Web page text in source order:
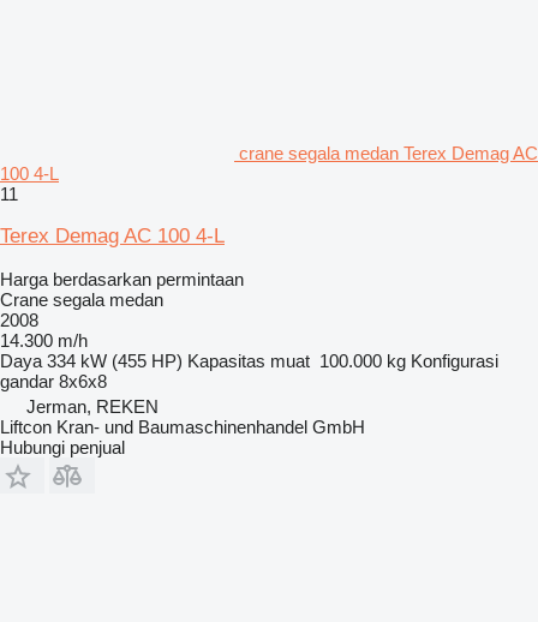
crane segala medan Terex Demag AC
100 4-L
11
Terex Demag AC 100 4-L
Harga berdasarkan permintaan
Crane segala medan
2008
14.300 m/h
Daya 334 kW (455 HP) Kapasitas muat 100.000 kg Konfigurasi
gandar 8x6x8
Jerman, REKEN
Liftcon Kran- und Baumaschinenhandel GmbH
Hubungi penjual